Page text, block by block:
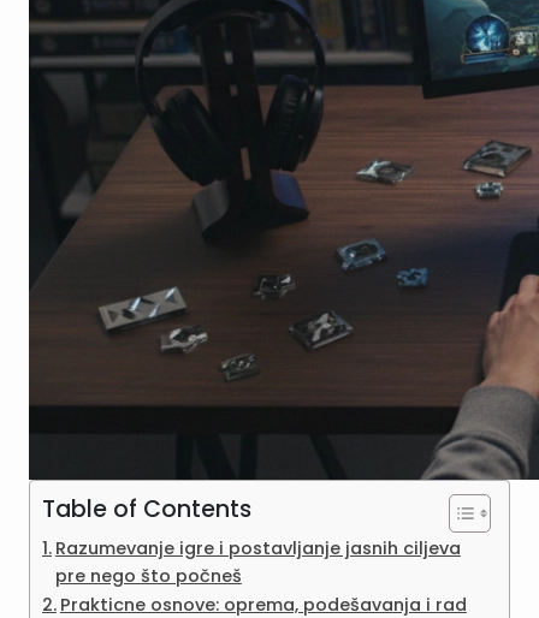
Table of Contents
Razumevanje igre i postavljanje jasnih ciljeva
pre nego što počneš
Prakticne osnove: oprema, podešavanja i rad